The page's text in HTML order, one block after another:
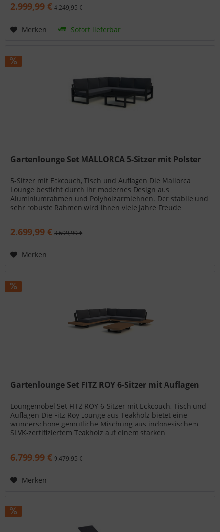
2.999,99 € 4.249,95 €
Merken Sofort lieferbar
Gartenlounge Set MALLORCA 5-Sitzer mit Polster
5-Sitzer mit Eckcouch, Tisch und Auflagen Die Mallorca
Lounge besticht durch ihr modernes Design aus
Aluminiumrahmen und Polyholzarmlehnen. Der stabile und
sehr robuste Rahmen wird ihnen viele Jahre Freude
2.699,99 € 3.699,99 €
Merken
Gartenlounge Set FITZ ROY 6-Sitzer mit Auflagen
Loungemöbel Set FITZ ROY 6-Sitzer mit Eckcouch, Tisch und
Auflagen Die Fitz Roy Lounge aus Teakholz bietet eine
wunderschöne gemütliche Mischung aus indonesischem
SLVK-zertifiziertem Teakholz auf einem starken
6.799,99 € 9.479,95 €
Merken